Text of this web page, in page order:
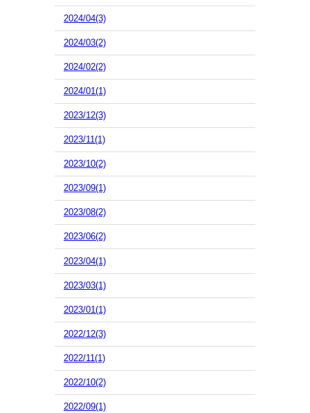
2024/04(3)
2024/03(2)
2024/02(2)
2024/01(1)
2023/12(3)
2023/11(1)
2023/10(2)
2023/09(1)
2023/08(2)
2023/06(2)
2023/04(1)
2023/03(1)
2023/01(1)
2022/12(3)
2022/11(1)
2022/10(2)
2022/09(1)